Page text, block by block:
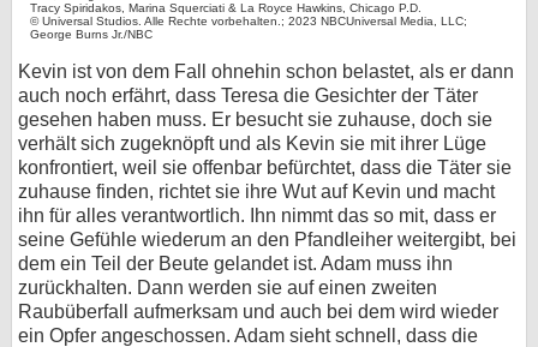
Tracy Spiridakos, Marina Squerciati & La Royce Hawkins, Chicago P.D.
© Universal Studios. Alle Rechte vorbehalten.; 2023 NBCUniversal Media, LLC;
George Burns Jr./NBC
Kevin ist von dem Fall ohnehin schon belastet, als er dann
auch noch erfährt, dass Teresa die Gesichter der Täter
gesehen haben muss. Er besucht sie zuhause, doch sie
verhält sich zugeknöpft und als Kevin sie mit ihrer Lüge
konfrontiert, weil sie offenbar befürchtet, dass die Täter sie
zuhause finden, richtet sie ihre Wut auf Kevin und macht
ihn für alles verantwortlich. Ihn nimmt das so mit, dass er
seine Gefühle wiederum an den Pfandleiher weitergibt, bei
dem ein Teil der Beute gelandet ist. Adam muss ihn
zurückhalten. Dann werden sie auf einen zweiten
Raubüberfall aufmerksam und auch bei dem wird wieder
ein Opfer angeschossen. Adam sieht schnell, dass die